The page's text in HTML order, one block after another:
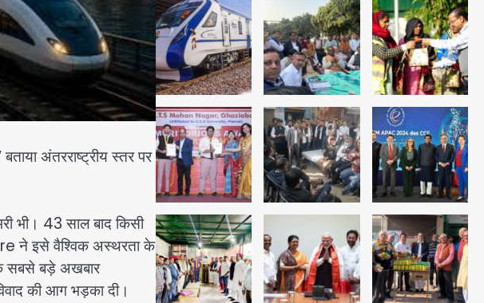
अंतरराष्ट्रीय स्तर पर
भरी भी। 43 साल बाद किसी
ने इसे वैश्विक अस्थरता के
के सबसे बड़े अखबार
की आग भड़का दी।
5
1
पुरा महादेव से बेटियों के स्वास्थ्य और
सुरक्षा का संदेश
Team JHJ
2
अब पहला स्थान हासिल करना लक्ष्य:
डीएम
28 साल बाद कानून के शिकंजे में आया
हत्या का फरार आरोपी